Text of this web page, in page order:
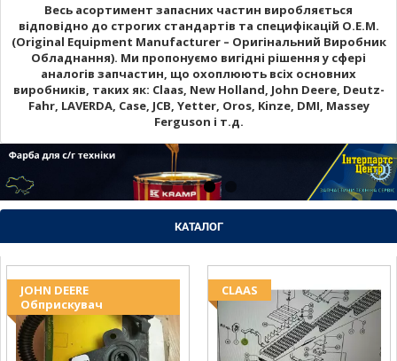
Весь асортимент запасних частин виробляється
відповідно до строгих стандартів та специфікацій O.E.M.
(Original Equipment Manufacturer – Оригінальний Виробник
Обладнання). Ми пропонуємо вигідні рішення у сфері
аналогів запчастин, що охоплюють всіх основних
виробників, таких як: Claas, New Holland, John Deere, Deutz-
Fahr, LAVERDA, Case, JCB, Yetter, Oros, Kinze, DMI, Massey
Ferguson і т.д.
КАТАЛОГ
JOHN DEERE
Обприскувач
CLAAS